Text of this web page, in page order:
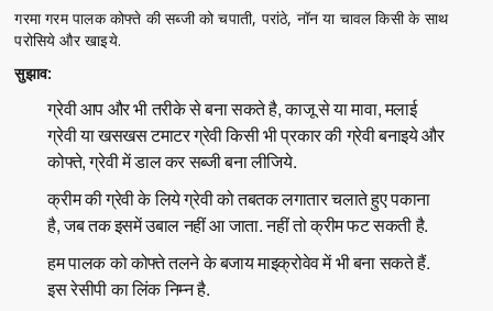
गरमा गरम पालक कोफ्ते की सब्जी को चपाती, परांठे, नॉन या चावल किसी के साथ
परोसिये और खाइये.
सुझाव:
ग्रेवी आप और भी तरीके से बना सकते है, काजू से या मावा, मलाई
ग्रेवी या खसखस टमाटर ग्रेवी किसी भी प्रकार की ग्रेवी बनाइये और
कोफ्ते, ग्रेवी में डाल कर सब्जी बना लीजिये.
क्रीम की ग्रेवी के लिये ग्रेवी को तबतक लगातार चलाते हुए पकाना
है, जब तक इसमें उबाल नहीं आ जाता. नहीं तो क्रीम फट सकती है.
हम पालक को कोफ्ते तलने के बजाय माइक्रोवेव में भी बना सकते हैं.
इस रेसीपी का लिंक निम्न है.